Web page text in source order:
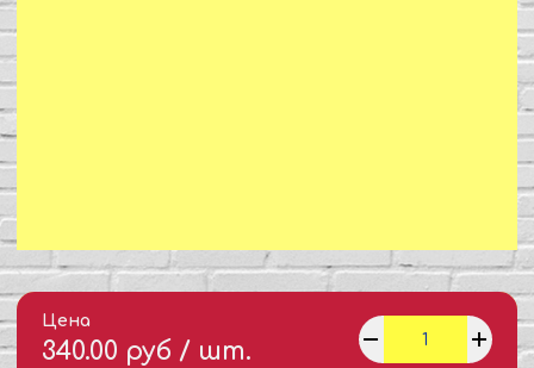
Цена
340.00 руб / шт.